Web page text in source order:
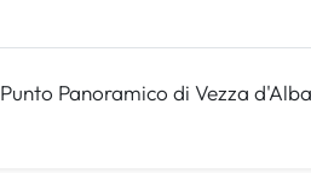
Punto Panoramico di Vezza